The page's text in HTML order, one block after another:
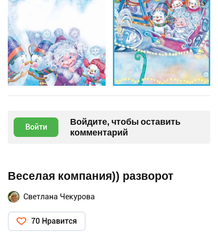
Войти
Войдите, чтобы оставить
комментарий
Веселая компания)) разворот
Светлана Чекурова
70 Нравится